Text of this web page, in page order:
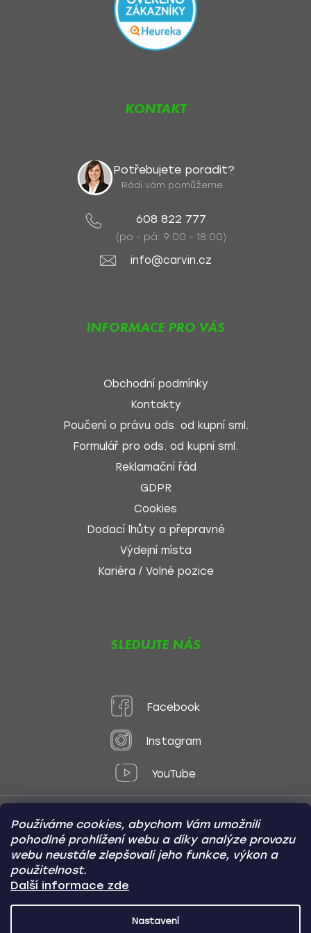
Používáme cookies, abychom Vám umožnili
pohodlné prohlížení webu a díky analýze provozu
webu neustále zlepšovali jeho funkce, výkon a
použitelnost.
Další informace zde
Nastavení
KONTAKT
Potřebujete poradit?
Rádi vám pomůžeme.
608 822 777
(po - pá: 9:00 - 18:00)
info@carvin.cz
INFORMACE PRO VÁS
Obchodní podmínky
Kontakty
Poučení o právu ods. od kupní sml.
Formulář pro ods. od kupní sml.
Reklamační řád
GDPR
Cookies
Dodací lhůty a přepravné
Výdejní místa
Kariéra / Volné pozice
SLEDUJTE NÁS
Facebook
Instagram
YouTube
Způsoby platby:
Online
Převod
Dobírka